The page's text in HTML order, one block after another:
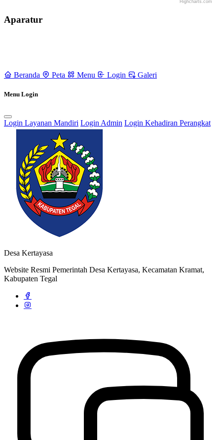
Rencana Pembangunan Jangka Menengah Desa (RPJMDes) dan
Rencana Kerja Pembangunan Desa (RKPDes)
Pendaftaran Kartu Prakerja Gratis oleh Tim Kita Kompeten di Desa
Kertayasa 24 Juni 2022
04 April 2020
Highcharts.com
Aparatur
Beranda Peta Menu Login Galeri
Menu Login
Login Layanan Mandiri Login Admin Login Kehadiran Perangkat
Desa Kertayasa
Website Resmi Pemerintah Desa Kertayasa, Kecamatan Kramat,
Kabupaten Tegal